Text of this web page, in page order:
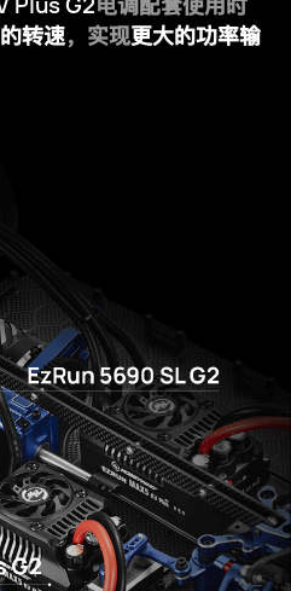
电调配套使用时
转速，实现更大的功率输